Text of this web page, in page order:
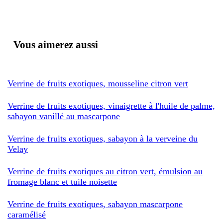
Vous aimerez aussi
Verrine de fruits exotiques, mousseline citron vert
Verrine de fruits exotiques, vinaigrette à l'huile de palme,
sabayon vanillé au mascarpone
Verrine de fruits exotiques, sabayon à la verveine du
Velay
Verrine de fruits exotiques au citron vert, émulsion au
fromage blanc et tuile noisette
Verrine de fruits exotiques, sabayon mascarpone
caramélisé